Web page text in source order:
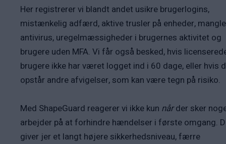
Her registrerer vi blandt andet usikre brugerlogins,
mistænkelig adfærd, aktive trusler på enheder,
antivirus, uregelmæssigheder i brugernes aktivitet og
brugere uden MFA. Vi får også besked, hvis
brugere ikke har været logget ind i 60 dage, eller hvis
opstår andre afvigelser, som kan være tegn på risiko.
Med ShapeGuard reagerer vi ikke kun nårder sker
arbejder på at forhindre hændelser i første omgang.
giver jer et langt højere sikkerhedsniveau, færre